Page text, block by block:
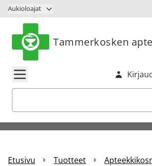
Siirry sisältöön
Aukioloajat
Tammerkosken
Etusivu Tuotteet